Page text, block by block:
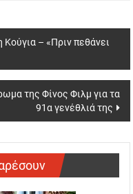
Κούγια – «Πριν πεθάνει
της Φίνος Φιλμ για τα
91α γενέθλιά της